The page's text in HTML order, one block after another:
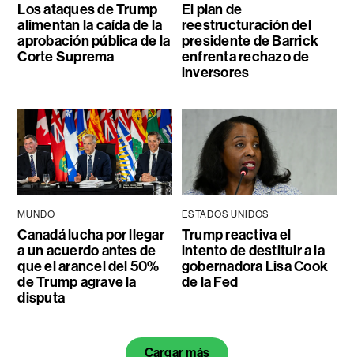
Los ataques de Trump
alimentan la caída de la
aprobación pública de la
Corte Suprema
El plan de
reestructuración del
presidente de Barrick
enfrenta rechazo de
inversores
MUNDO
Canadá lucha por llegar
a un acuerdo antes de
que el arancel del 50%
de Trump agrave la
disputa
ESTADOS UNIDOS
Trump reactiva el
intento de destituir a la
gobernadora Lisa Cook
de la Fed
Cargar más